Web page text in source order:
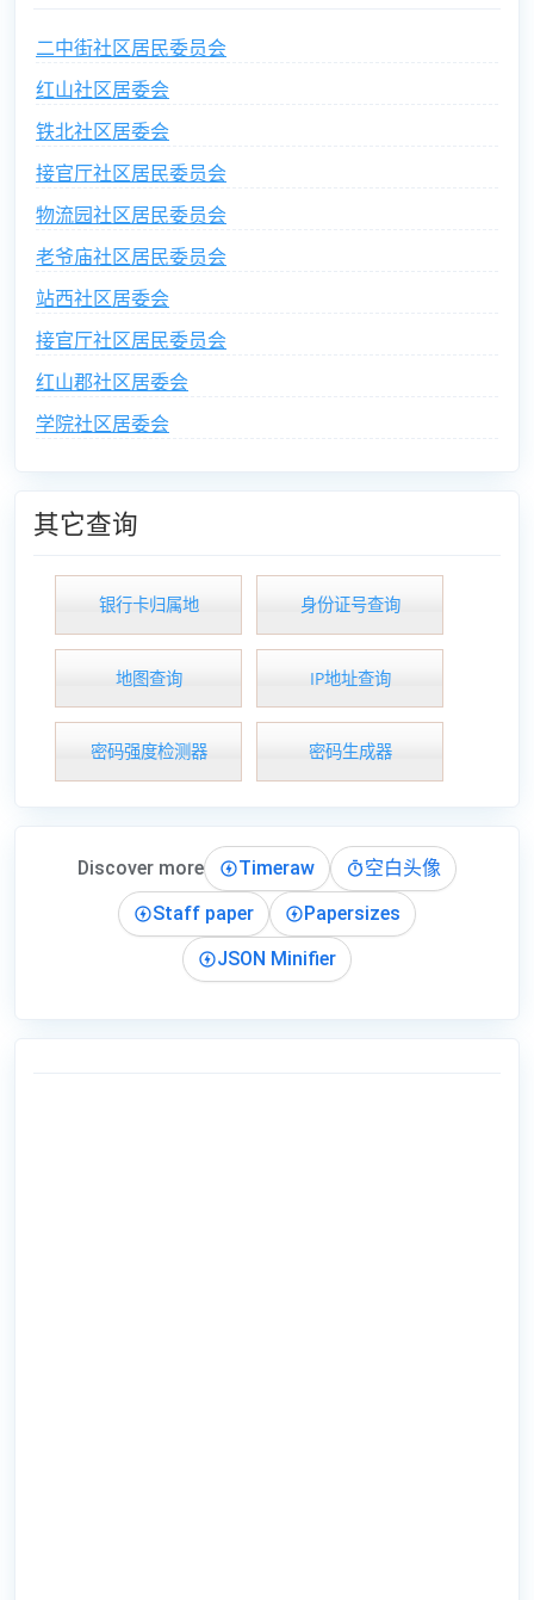
二中街社区居民委员会
红山社区居委会
铁北社区居委会
接官厅社区居民委员会
物流园社区居民委员会
老爷庙社区居民委员会
站西社区居委会
接官厅社区居民委员会
红山郡社区居委会
学院社区居委会
其它查询
银行卡归属地 身份证号查询
地图查询 IP地址查询
密码强度检测器 密码生成器
Discover more Timeraw
空白头像
Staff paper
Papersizes
JSON Minifier